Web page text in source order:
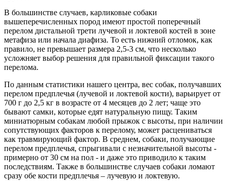
В большинстве случаев, карликовые собаки
вышеперечисленных пород имеют простой поперечный
перелом дистальной трети лучевой и локтевой костей в зоне
метафиза или начала диафиза. То есть нижний отломок, как
правило, не превышает размера 2,5-3 см, что несколько
усложняет выбор решения для правильной фиксации такого
перелома.
По данным статистики нашего центра, вес собак, получавших
перелом предплечья (лучевой и локтевой кости), варьирует от
700 г до 2,5 кг в возрасте от 4 месяцев до 2 лет; чаще это
бывают самки, которые едят натуральную пищу. Таким
миниатюрным собакам любой прыжок с высоты, при наличии
сопутствующих факторов к перелому, может расцениваться
как травмирующий фактор. В среднем, собаки, получающие
перелом предплечья, спрыгивали с незначительной высоты -
примерно от 30 см на пол - и даже это приводило к таким
последствиям. Также в большинстве случаев собаки ломают
сразу обе кости предплечья – лучевую и локтевую.